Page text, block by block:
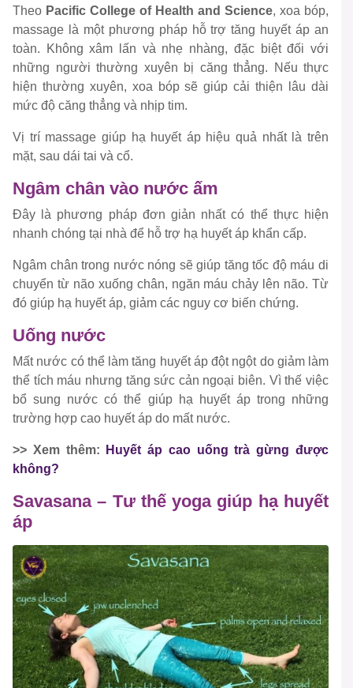
Theo Pacific College of Health and Science, xoa bóp,
massage là một phương pháp hỗ trợ tăng huyết áp an
toàn. Không xâm lấn và nhẹ nhàng, đặc biệt đối với
những người thường xuyên bị căng thẳng. Nếu thực
hiện thường xuyên, xoa bóp sẽ giúp cải thiện lâu dài
mức độ căng thẳng và nhịp tim.
Vị trí massage giúp hạ huyết áp hiệu quả nhất là trên
mặt, sau dái tai và cổ.
Ngâm chân vào nước ấm
Đây là phương pháp đơn giản nhất có thể thực hiện
nhanh chóng tại nhà để hỗ trợ hạ huyết áp khẩn cấp.
Ngâm chân trong nước nóng sẽ giúp tăng tốc độ máu di
chuyển từ não xuống chân, ngăn máu chảy lên não. Từ
đó giúp hạ huyết áp, giảm các nguy cơ biến chứng.
Uống nước
Mất nước có thể làm tăng huyết áp đột ngột do giảm làm
thể tích máu nhưng tăng sức cản ngoại biên. Vì thế việc
bổ sung nước có thể giúp hạ huyết áp trong những
trường hợp cao huyết áp do mất nước.
>> Xem thêm:
Huyết áp cao uống trà gừng được
không?
Savasana – Tư thế yoga giúp hạ huyết
áp